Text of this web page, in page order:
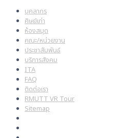
บุคลากร
ศิษย์เก่า
ห้องสมุด
คณะ/หน่วยงาน
ประชาสัมพันธ์
บริการสังคม
ITA
FAQ
ติดต่อเรา
RMUTT VR Tour
Sitemap